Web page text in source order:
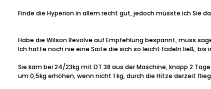
Finde die Hyperion in allem recht gut, jedoch müsste ich Sie
Habe die Wilson Revolve auf Empfehlung bespannt, muss
Ich hatte noch nie eine Saite die sich so leicht fädeln ließ, bis
Sie kam bei 24/23kg mit DT 38 aus der Maschine, knapp 2
um 0,5kg erhöhen, wenn nicht 1 kg, durch die Hitze derzeit